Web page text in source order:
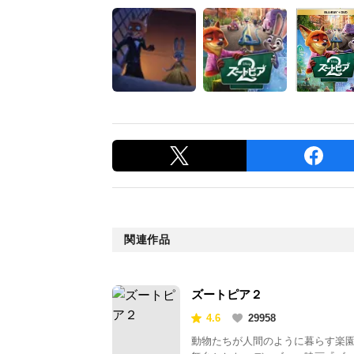
関連作品
ズートピア２
4.6
29958
動物たちが人間のように暮らす楽